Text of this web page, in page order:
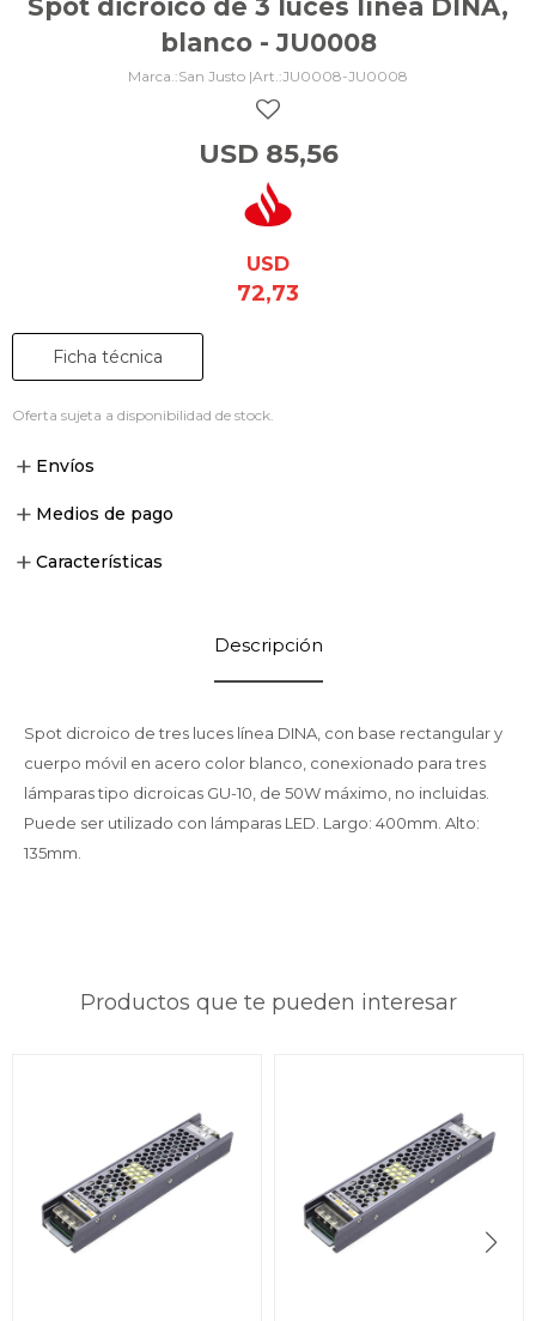
Spot dicroico de 3 luces línea DINA,
blanco - JU0008
San Justo | JU0008-JU0008
USD 85,56
USD
72,73
Ficha técnica
Oferta sujeta a disponibilidad de stock.
Envíos
Medios de pago
Características
Descripción
Spot dicroico de tres luces línea DINA, con base rectangular y
cuerpo móvil en acero color blanco, conexionado para tres
lámparas tipo dicroicas GU-10, de 50W máximo, no incluidas.
Puede ser utilizado con lámparas LED. Largo: 400mm. Alto:
135mm.
Productos que te pueden interesar